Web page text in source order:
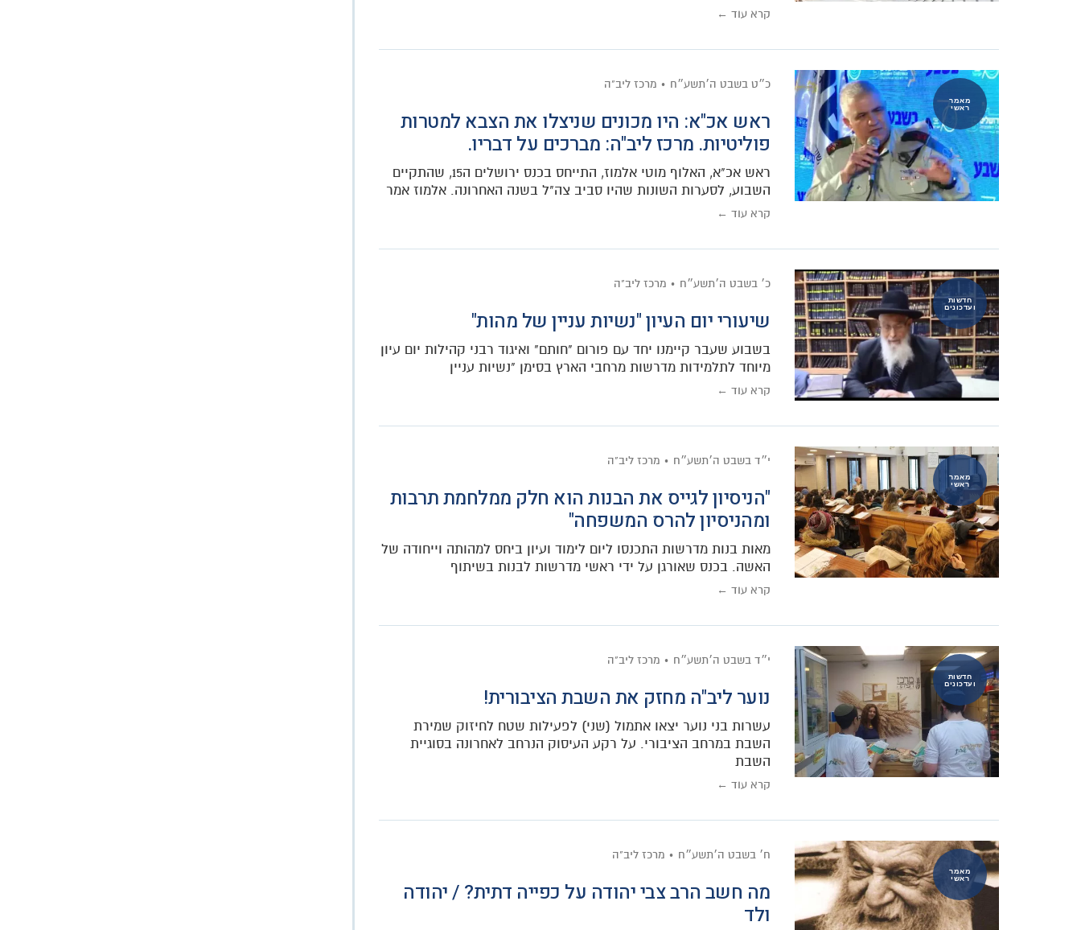
קרא עוד ←
מאמר
ראשי
כ״ט בשבט ה׳תשע״ח מרכז ליב"ה
ראש אכ"א: היו מכונים שניצלו את הצבא למטרות
פוליטיות. מרכז ליב"ה: מברכים על דבריו.
ראש אכ"א, האלוף מוטי אלמוז, התייחס בכנס ירושלים ה15, שהתקיים
השבוע, לסערות השונות שהיו סביב צה"ל בשנה האחרונה. אלמוז אמר
קרא עוד ←
חדשות
ועדכונים
כ׳ בשבט ה׳תשע״ח מרכז ליב"ה
שיעורי יום העיון "נשיות עניין של מהות"
בשבוע שעבר קיימנו יחד עם פורום "חותם" ואיגוד רבני קהילות יום עיון
מיוחד לתלמידות מדרשות מרחבי הארץ בסימן "נשיות עניין
קרא עוד ←
מאמר
ראשי
י״ד בשבט ה׳תשע״ח מרכז ליב"ה
"הניסיון לגייס את הבנות הוא חלק ממלחמת תרבות
ומהניסיון להרס המשפחה"
מאות בנות מדרשות התכנסו ליום לימוד ועיון ביחס למהותה וייחודה של
האשה. בכנס שאורגן על ידי ראשי מדרשות לבנות בשיתוף
קרא עוד ←
חדשות
ועדכונים
י״ד בשבט ה׳תשע״ח מרכז ליב"ה
נוער ליב"ה מחזק את השבת הציבורית!
עשרות בני נוער יצאו אתמול (שני) לפעילות שטח לחיזוק שמירת
השבת במרחב הציבורי. על רקע העיסוק הנרחב לאחרונה בסוגיית
השבת
קרא עוד ←
מאמר
ראשי
ח׳ בשבט ה׳תשע״ח מרכז ליב"ה
מה חשב הרב צבי יהודה על כפייה דתית? / יהודה
ולד